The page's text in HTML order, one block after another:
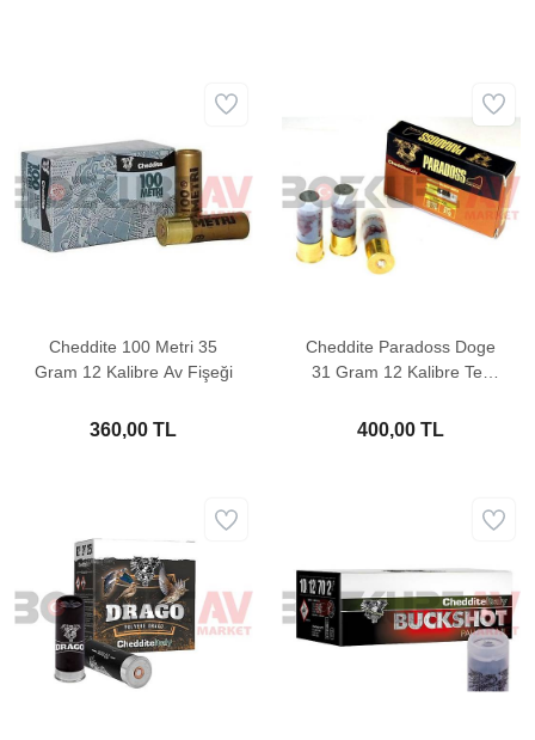
Cheddite 100 Metri 35
Gram 12 Kalibre Av Fişeği
360,00 TL
Cheddite Paradoss Doge
31 Gram 12 Kalibre Tek
400,00 TL